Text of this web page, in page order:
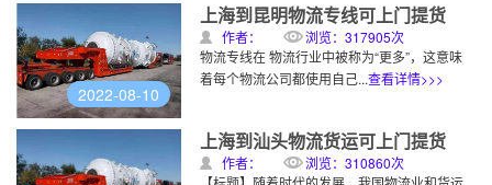
2022-08-10
上海到昆明物流专线可上门提货
作者：
浏览：317905次
物流专线在 物流行业中被称为“更多”，这意味
着每个物流公司都使用自己...查看详情>>>
上海到汕头物流货运可上门提货
作者：
浏览：310860次